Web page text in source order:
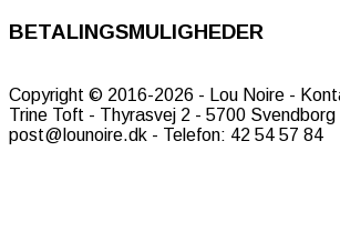
BETALINGSMULIGHEDER
Copyright © 2016-2026 - Lou Noire -
Trine Toft - Thyrasvej 2 - 5700 Svendborg
post@lounoire.dk - Telefon: 42 54 57 84